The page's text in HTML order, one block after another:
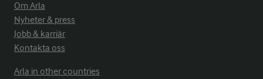
Om Arla
Nyheter & press
Jobb & karriär
Kontakta oss
Arla in other countries